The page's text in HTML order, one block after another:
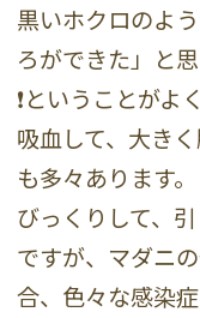
黒いホクロのよ
ろができた」と
❗️ということがよ
吸血して、大き
も多々あります。
びっくりして、
ですが、マダニ
合、色々な感染